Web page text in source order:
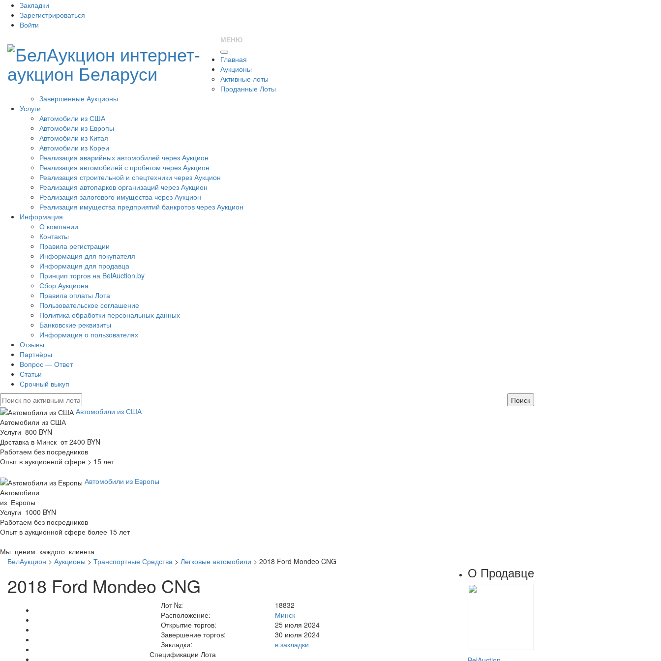
Закладки
Зарегистрироваться
Войти
МЕНЮ
Главная
Аукционы
Активные лоты
Проданные Лоты
Завершенные Аукционы
Услуги
Автомобили из США
Автомобили из Европы
Автомобили из Китая
Автомобили из Кореи
Реализация аварийных автомобилей через Аукцион
Реализация автомобилей с пробегом через Аукцион
Реализация строительной и спецтехники через Аукцион
Реализация автопарков организаций через Аукцион
Реализация залогового имущества через Аукцион
Реализация имущества предприятий банкротов через Аукцион
Информация
О компании
Контакты
Правила регистрации
Информация для покупателя
Информация для продавца
Принцип торгов на BelAuction.by
Сбор Аукциона
Правила оплаты Лота
Пользовательское соглашение
Политика обработки персональных данных
Банковские реквизиты
Информация о пользователях
Отзывы
Партнёры
Вопрос — Ответ
Статьи
Срочный выкуп
Автомобили из США
Автомобили из США
Услуги 800 BYN
Доставка в Минск от 2400 BYN
Работаем без посредников
Опыт в аукционной сфере > 15 лет
Автомобили из Европы
Автомобили
из Европы
Услуги 1000 BYN
Работаем без посредников
Опыт в аукционной сфере более 15 лет
Мы ценим каждого клиента
БелАукцион > Аукционы > Транспортные Средства > Легковые автомобили > 2018 Ford Mondeo CNG
2018 Ford Mondeo CNG
Лот №:
18832
Расположение:
Минск
Открытие торгов:
25 июля 2024
Завершение торгов:
30 июля 2024
Закладки:
в закладки
Спецификации Лота
О Продавце